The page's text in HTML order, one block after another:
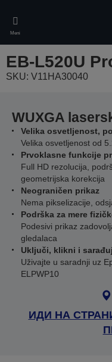
main
content
Meni
EB-L520U
SKU: V11HA30040
WUXGA
Velika osvetljenost,
Velika osvetljenost od
Prvoklasne funkcije
Full HD rezolucija,
geometrijska korekcija
Neograničen prikaz
Nema pikselizacije,
Podrška za mere
Podesivi prikaz
gledalaca
Uključi, klikni i sarađuj
Uživajte u saradnji uz
ELPWP10
ИДИ НА